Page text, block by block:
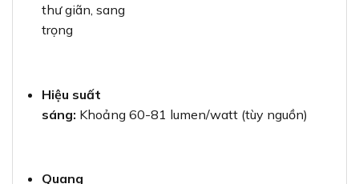
thư giãn, sang
trọng
Hiệu suất
sáng: Khoảng 60-81 lumen/watt (tùy nguồn)
Quang